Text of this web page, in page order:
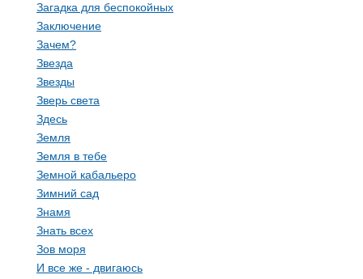
Загадка для беспокойных
Заключение
Зачем?
Звезда
Звезды
Зверь света
Здесь
Земля
Земля в тебе
Земной кабальеро
Зимний сад
Знамя
Знать всех
Зов моря
И все же - двигаюсь